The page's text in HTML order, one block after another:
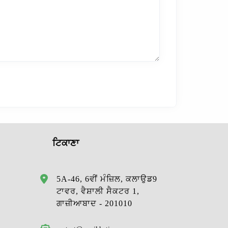
ਟਿਕਾਣਾ
5A-46, 6ਵੀਂ ਮੰਜ਼ਿਲ, ਕਲਾਉਡ9
ਟਾਵਰ, ਵੈਸ਼ਾਲੀ ਸੈਕਟਰ 1,
ਗਾਜ਼ੀਆਬਾਦ - 201010